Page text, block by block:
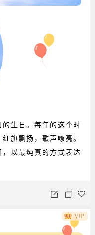
生日。每年的这个时
旗飘扬，歌声嘹亮。
以最纯真的方式表达
VIP